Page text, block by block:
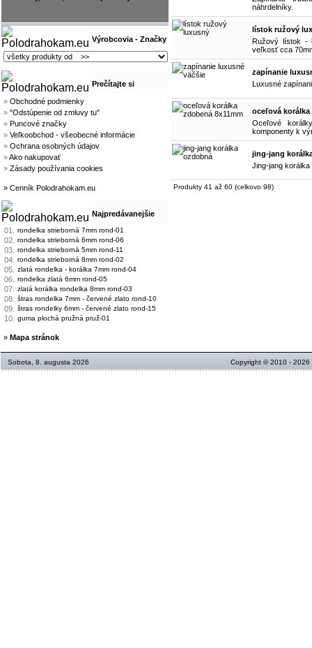
Výrobcovia - Značky
Prečítajte si
» Obchodné podmienky
» "Odstúpenie od zmluvy tu"
» Puncové značky
» Veľkoobchod - všeobecné informácie
» Ochrana osobných údajov
»Ako nakupovať
» Zásady používania cookies
» Cenník Polodrahokam.eu
Najpredávanejšie
01.
rondelka strieborná 7mm rond-01
02. rondelka strieborná 6mm rond-06
03. rondelka strieborná 5mm rond-11
04. rondelka strieborná 8mm rond-02
05. zlatá rondelka - korálka 7mm rond-04
06. rondelka zlatá 6mm rond-05
07. zlatá korálka rondelka 8mm rond-03
08. štras rondelka 7mm - červené zlato rond-10
09. štras rondelky 6mm - červené zlato rond-15
10. guma plochá pružná pruž-01
» Mapa stránok
náhrdelníky.
lístok ružový
Ružový lístok -
veľkosť cca
zapínanie
Luxusné
oceľová korálka
Oceľové
komponenty k
jing-jang
Jing-jang
Produkty 41 až 60 (celkovo 98)
Sobota, 8. augusta 2026 Copyright © 2010 -